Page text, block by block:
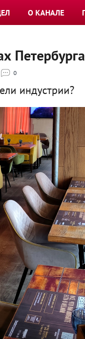
О КАНАЛЕ
0
индустрии?